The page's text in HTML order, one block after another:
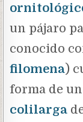
un pájaro
conocido
filomena)
forma de
colilarga